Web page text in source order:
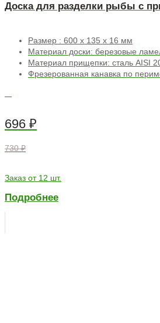
Доска для разделки рыбы с
Размер : 600 х 135 х 16 мм
Материал доски: березовые
Материал прищепки: сталь AISI
Фрезерованная канавка по
696 ₽
730 ₽
Заказ от 12 шт.
Подробнее